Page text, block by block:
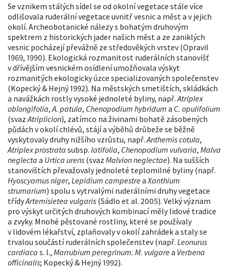
Se vznikem stálých sídel se od okolní vegetace stále více
odlišovala ruderální vegetace uvnitř vesnic a měst a v jejich
okolí. Archeobotanické nálezy s bohatým druhovým
spektrem z historických jader našich měst a ze zaniklých
vesnic pocházejí převážně ze středověkých vrstev (Opravil
1969, 1990). Ekologická rozmanitost ruderálních stanovišť
v dřívějším vesnickém osídlení umožňovala výskyt
rozmanitých ekologicky úzce specializovaných společenstev
(Kopecký & Hejný 1992). Na městských smetištích, skládkách
a navážkách rostly vysoké jednoleté byliny, např. Atriplex
oblongifolia, A. patula, Chenopodium hybridum a C. opulifolium
(svaz Atriplicion), zatímco na živinami bohatě zásobených
půdách v okolí chlévů, stájí a výběhů drůbeže se běžně
vyskytovaly druhy nižšího vzrůstu, např. Anthemis cotula,
Atriplex prostrata subsp. latifolia, Chenopodium vulvaria, Malva
neglecta a Urtica urens (svaz Malvion neglectae). Na sušších
stanovištích převažovaly jednoleté teplomilné byliny (např.
Hyoscyamus niger, Lepidium campestrea Xanthium
strumarium) spolu s vytrvalými ruderálními druhy vegetace
třídyArtemisietea vulgaris (Sádlo et al. 2005). Velký význam
pro výskyt určitých druhových kombinací měly lidové tradice
a zvyky. Mnohé pěstované rostliny, které se používaly
v lidovém lékařství, zplaňovaly v okolí zahrádek a staly se
trvalou součástí ruderálních společenstev (např. Leonurus
cardiaca s. l., Marrubium peregrinum. M. vulgarea Verbena
officinalis; Kopecký & Hejný 1992).